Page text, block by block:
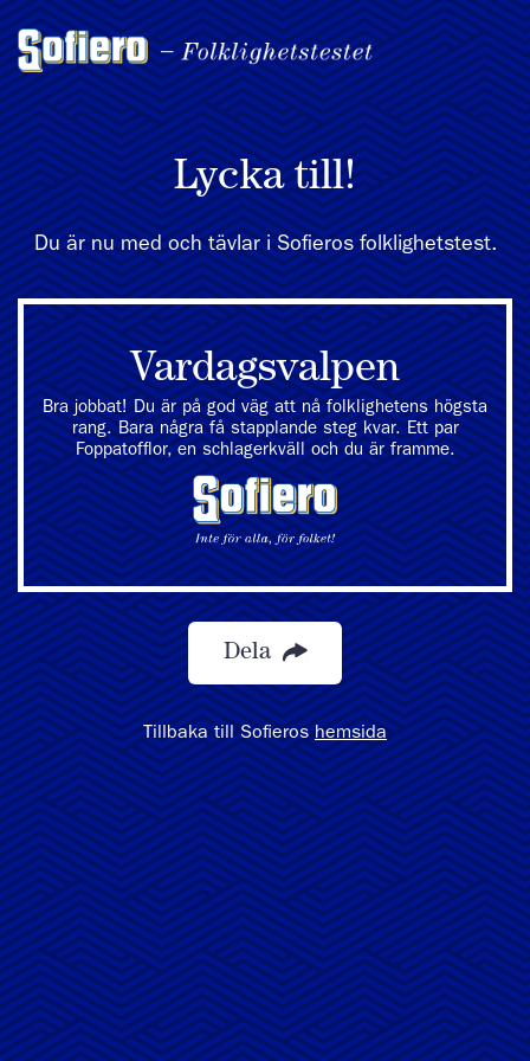
Lycka till!
Du är nu med och tävlar i Sofieros folklighetstest.
Vardagsvalpen
Bra jobbat! Du är på god väg att nå folklighetens högsta
rang. Bara några få stapplande steg kvar. Ett par
Foppatofflor, en schlagerkväll och du är framme.
Dela
Tillbaka till Sofieroshemsida